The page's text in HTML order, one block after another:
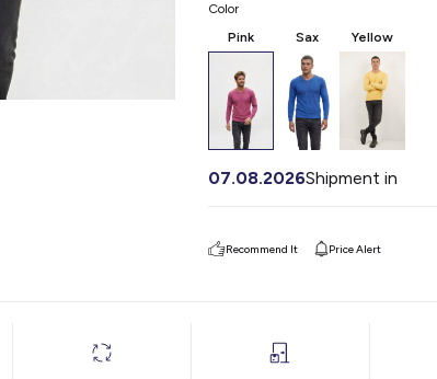
Color
Pink
Sax Yellow
07.08.2026Shipment in
Recommend It Price Alert